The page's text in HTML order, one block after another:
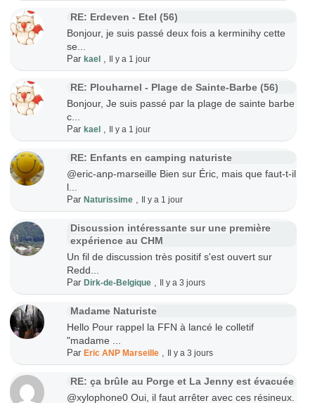
RE: Erdeven - Etel (56)
Bonjour, je suis passé deux fois a kerminihy cette
se...
Parkael Il y a 1 jour
RE: Plouharnel - Plage de Sainte-Barbe (56)
Bonjour, Je suis passé par la plage de sainte barbe
c...
Parkael Il y a 1 jour
RE: Enfants en camping naturiste
@eric-anp-marseille Bien sur Éric, mais que faut-t-il
l...
ParNaturissime Il y a 1 jour
Discussion intéressante sur une première
expérience au CHM
Un fil de discussion très positif s'est ouvert sur
Redd...
ParDirk-de-Belgique Il y a 3 jours
Madame Naturiste
Hello Pour rappel la FFN à lancé le colletif
"madame ...
ParEric ANP Marseille Il y a 3 jours
RE: ça brûle au Porge et La Jenny est évacuée
@xylophone0 Oui, il faut arrêter avec ces résineux.